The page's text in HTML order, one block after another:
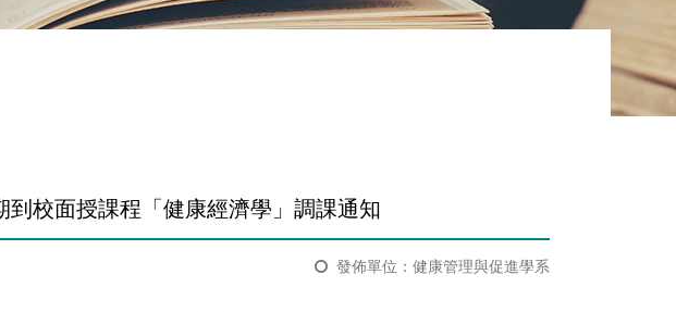
到校面授課程「健康經濟學」調課通知
發佈單位：健康管理與促進學系